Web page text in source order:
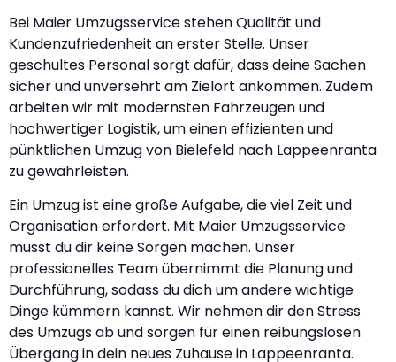
Bei Maier Umzugsservice stehen Qualität und
Kundenzufriedenheit an erster Stelle. Unser
geschultes Personal sorgt dafür, dass deine Sachen
sicher und unversehrt am Zielort ankommen. Zudem
arbeiten wir mit modernsten Fahrzeugen und
hochwertiger Logistik, um einen effizienten und
pünktlichen Umzug von Bielefeld nach Lappeenranta
zu gewährleisten.
Ein Umzug ist eine große Aufgabe, die viel Zeit und
Organisation erfordert. Mit Maier Umzugsservice
musst du dir keine Sorgen machen. Unser
professionelles Team übernimmt die Planung und
Durchführung, sodass du dich um andere wichtige
Dinge kümmern kannst. Wir nehmen dir den Stress
des Umzugs ab und sorgen für einen reibungslosen
Übergang in dein neues Zuhause in Lappeenranta.